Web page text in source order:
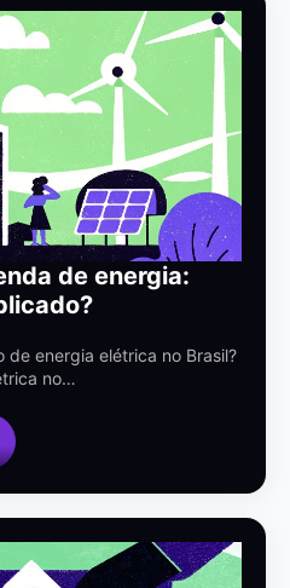
de energia:
de energia elétrica no Brasil?
no…